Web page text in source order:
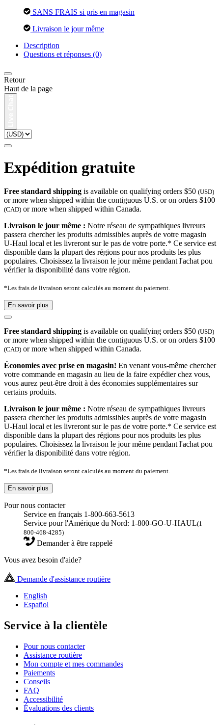
SANS FRAIS si pris en magasin
Livraison le jour même
Description
Questions et réponses (0)
Retour
Haut de la page
Expédition gratuite
Free standard shipping is available on qualifying orders $50 (USD)
or more when shipped within the contiguous U.S. or on orders $100
(CAD) or more when shipped within Canada.
Livraison le jour même : Notre réseau de sympathiques livreurs
passera chercher les produits admissibles auprès de votre magasin
U-Haul local et les livreront sur le pas de votre porte.* Ce service est
disponible dans la plupart des régions pour nos produits les plus
populaires. Choisissez la livraison le jour même pendant l'achat pou
vérifier la disponibilité dans votre région.
*Les frais de livraison seront calculés au moment du paiement.
En savoir plus
Free standard shipping is available on qualifying orders $50 (USD)
or more when shipped within the contiguous U.S. or on orders $100
(CAD) or more when shipped within Canada.
Économies avec prise en magasin! En venant vous-même chercher
votre commande en magasin au lieu de la faire expédier chez vous,
vous aurez peut-être droit à des économies supplémentaires sur
certains produits.
Livraison le jour même : Notre réseau de sympathiques livreurs
passera chercher les produits admissibles auprès de votre magasin
U-Haul local et les livreront sur le pas de votre porte.* Ce service est
disponible dans la plupart des régions pour nos produits les plus
populaires. Choisissez la livraison le jour même pendant l'achat pou
vérifier la disponibilité dans votre région.
*Les frais de livraison seront calculés au moment du paiement.
En savoir plus
Pour nous contacter
Service en français 1-800-663-5613
Service pour l'Amérique du Nord: 1-800-GO-U-HAUL(1-
800-468-4285)
Demander à être rappelé
Vous avez besoin d'aide?
Demande d'assistance routière
English
Español
Service à la clientèle
Pour nous contacter
Assistance routière
Mon compte et mes commandes
Paiements
Conseils
FAQ
Accessibilité
Évaluations des clients